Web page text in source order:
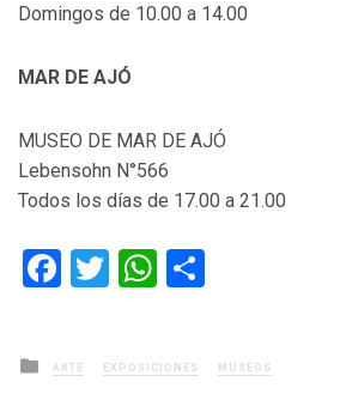
Domingos de 10.00 a 14.00
MAR DE AJÓ
MUSEO DE MAR DE AJÓ
Lebensohn N°566
Todos los días de 17.00 a 21.00
Facebook
TwitterWhatsApp
Posted
in
ARTE EXPOSICIONES MUSEOS